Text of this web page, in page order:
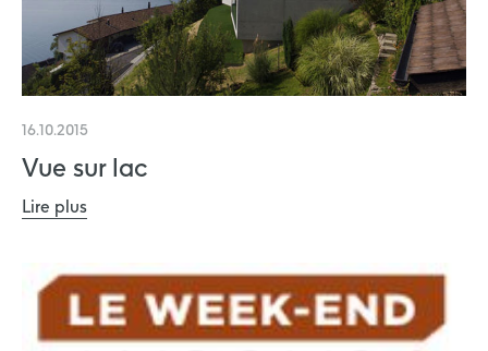
16.10.2015
Vue sur lac
Lire plus